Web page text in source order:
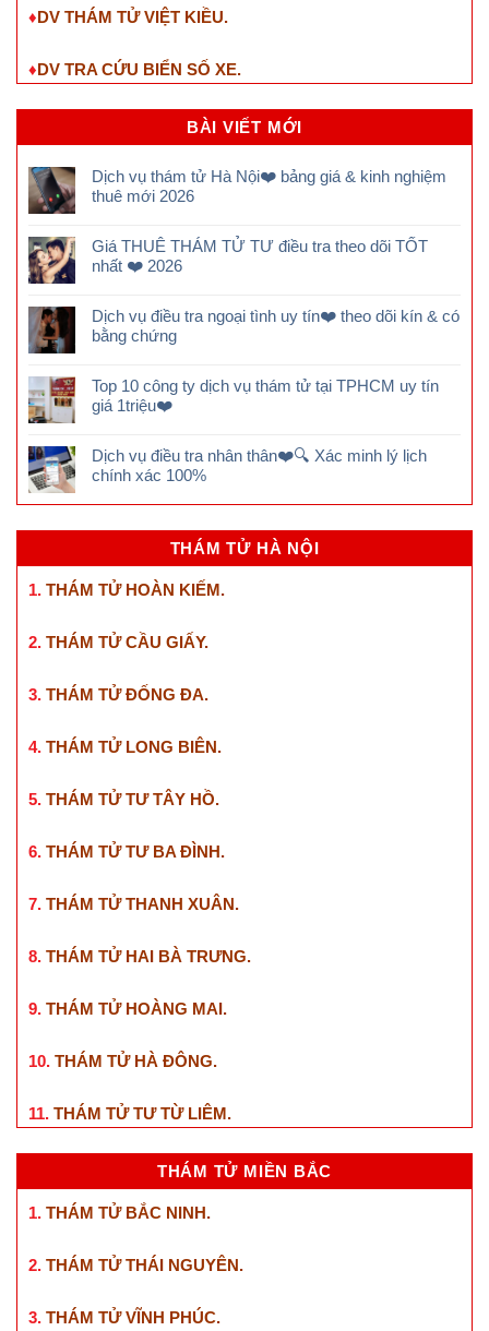
♦DV THÁM TỬ VIỆT KIỀU.
♦DV TRA CỨU BIỂN SỐ XE.
BÀI VIẾT MỚI
Dịch vụ thám tử Hà Nội❤️ bảng giá & kinh nghiệm
thuê mới 2026
Giá THUÊ THÁM TỬ TƯ điều tra theo dõi TỐT
nhất ❤️ 2026
Dịch vụ điều tra ngoại tình uy tín❤️ theo dõi kín & có
bằng chứng
Top 10 công ty dịch vụ thám tử tại TPHCM uy tín
giá 1triệu❤️
Dịch vụ điều tra nhân thân❤️🔍 Xác minh lý lịch
chính xác 100%
THÁM TỬ HÀ NỘI
1. THÁM TỬ HOÀN KIẾM.
2. THÁM TỬ CẦU GIẤY.
3. THÁM TỬ ĐỐNG ĐA.
4. THÁM TỬ LONG BIÊN.
5. THÁM TỬ TƯ TÂY HỒ.
6. THÁM TỬ TƯ BA ĐÌNH.
7. THÁM TỬ THANH XUÂN.
8. THÁM TỬ HAI BÀ TRƯNG.
9. THÁM TỬ HOÀNG MAI.
10. THÁM TỬ HÀ ĐÔNG.
11. THÁM TỬ TƯ TỪ LIÊM.
THÁM TỬ MIỀN BẮC
1. THÁM TỬ BẮC NINH.
2. THÁM TỬ THÁI NGUYÊN.
3. THÁM TỬ VĨNH PHÚC.